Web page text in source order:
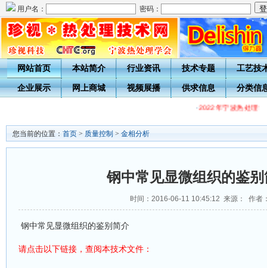
用户名： 密码：
网站首页 本站简介 行业资讯 技术专题 工艺技
企业展示 网上商城 视频展播 供求信息 分类信
·2022年宁波热处理学
您当前的位置： 首页 > 质量控制 > 金相分析
钢中常见显微组织的鉴
时间：2016-06-11 10:45:12 来源： 作者
钢中常见显微组织的鉴别简介
请点击以下链接，查阅本技术文件：